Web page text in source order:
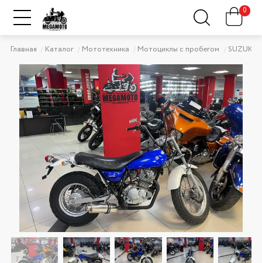
0
Главная Каталог Мототехника Мотоциклы с пробегом SUZUKI